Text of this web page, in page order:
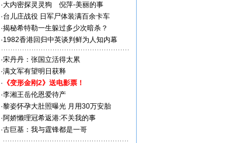
·大内密探灵灵狗
倪萍-美丽的事
·台儿庄战役 日军尸体装满百余卡车
·揭秘希特勒一生躲过多少次暗杀？
·1982香港回归中英谈判鲜为人知内幕
·宋丹丹：张国立活得太累
·满文军有望明日获释
· 《变形金刚2》送电影票！
·李湘王岳伦恩爱待产
·黎姿怀孕大肚照曝光 月用30万安胎
·阿娇懒理冠希返港:不关我的事
·古巨基：我与霆锋都是一哥